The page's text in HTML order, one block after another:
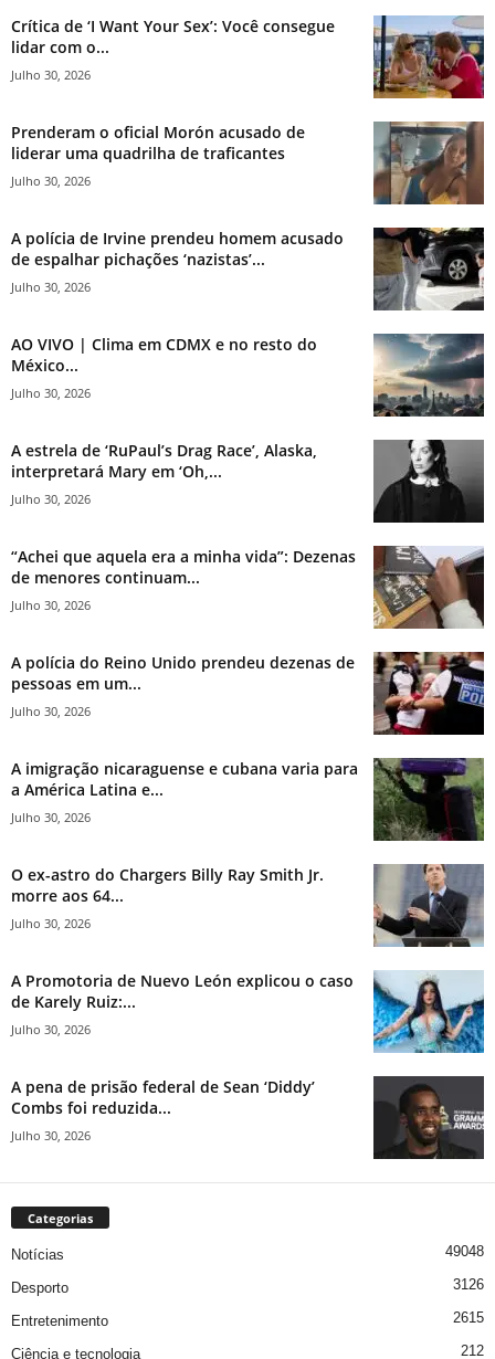
Crítica de ‘I Want Your Sex’: Você consegue
lidar com o...
Julho 30, 2026
Prenderam o oficial Morón acusado de
liderar uma quadrilha de traficantes
Julho 30, 2026
A polícia de Irvine prendeu homem acusado
de espalhar pichações ‘nazistas’...
Julho 30, 2026
AO VIVO | Clima em CDMX e no resto do
México...
Julho 30, 2026
A estrela de ‘RuPaul’s Drag Race’, Alaska,
interpretará Mary em ‘Oh,...
Julho 30, 2026
“Achei que aquela era a minha vida”: Dezenas
de menores continuam...
Julho 30, 2026
A polícia do Reino Unido prendeu dezenas de
pessoas em um...
Julho 30, 2026
A imigração nicaraguense e cubana varia para
a América Latina e...
Julho 30, 2026
O ex-astro do Chargers Billy Ray Smith Jr.
morre aos 64...
Julho 30, 2026
A Promotoria de Nuevo León explicou o caso
de Karely Ruiz:...
Julho 30, 2026
A pena de prisão federal de Sean ‘Diddy’
Combs foi reduzida...
Julho 30, 2026
Categorias
Notícias 49048
Desporto 3126
Entretenimento 2615
Ciência e tecnologia 212